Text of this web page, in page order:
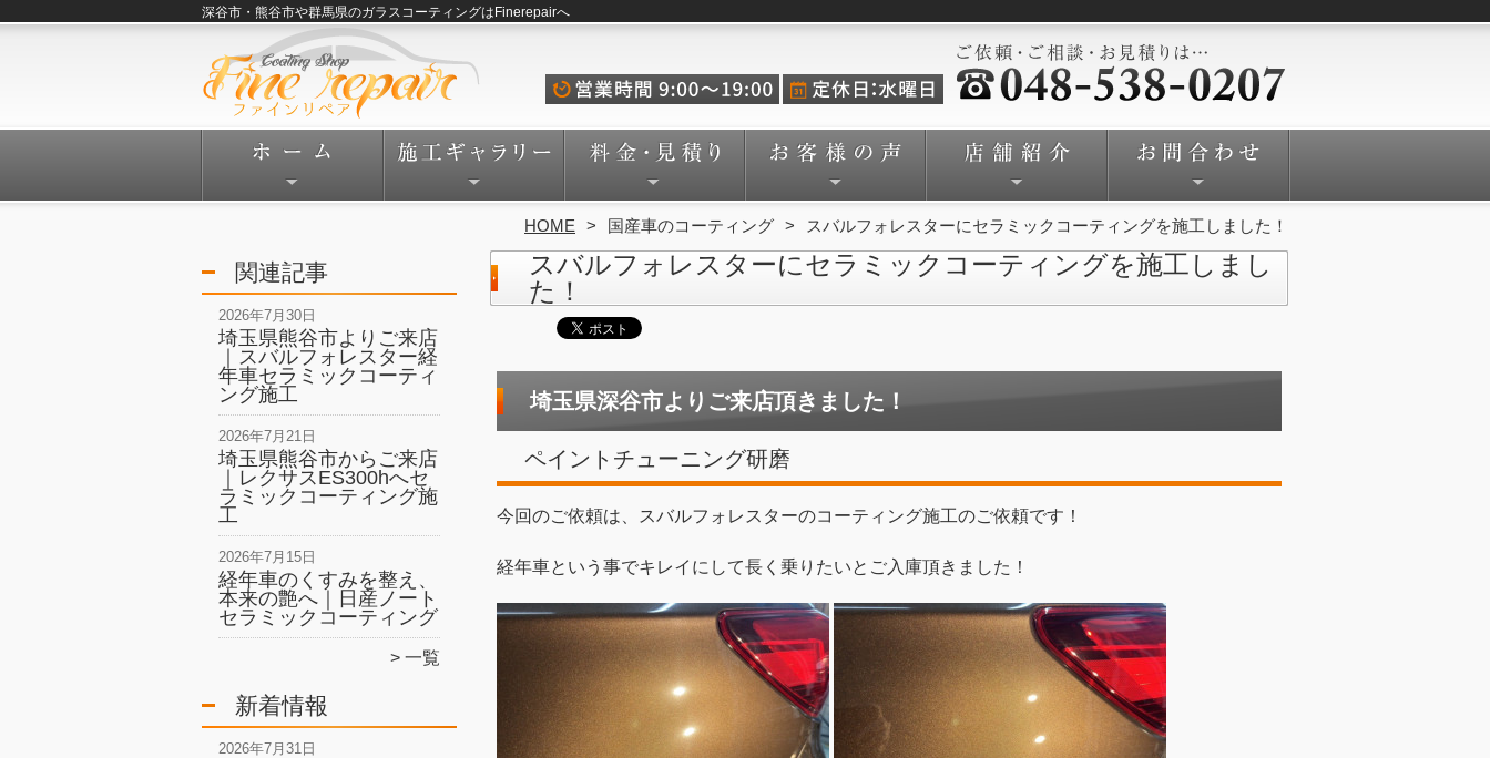
深谷市・熊谷市や群馬県のガラスコーティングはFinerepairへ
HOME 国産車のコーティング スバルフォレスターにセラミックコーティングを施工しました！
関連記事
2026年7月30日
埼玉県熊谷市よりご来店
｜スバルフォレスター経
年車セラミックコーティ
ング施工
2026年7月21日
埼玉県熊谷市からご来店
｜レクサスES300hへセ
ラミックコーティング施
工
2026年7月15日
経年車のくすみを整え、
本来の艶へ｜日産ノート
セラミックコーティング
一覧
新着情報
2026年7月31日
スバルフォレスターにセラミックコーティングを施工しまし
た！
埼玉県深谷市よりご来店頂きました！
ペイントチューニング研磨
今回のご依頼は、スバルフォレスターのコーティング施工のご依頼です！
経年車という事でキレイにして長く乗りたいとご入庫頂きました！